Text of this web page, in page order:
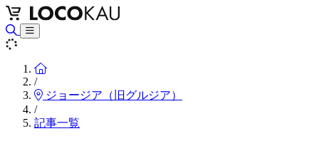
Home
/
ジョージア（旧グルジア）
/
記事一覧